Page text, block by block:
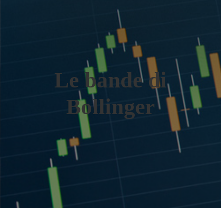
Le bande di
Bollinger